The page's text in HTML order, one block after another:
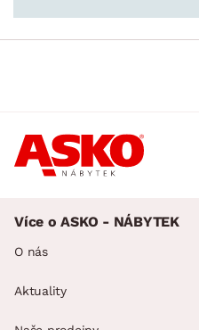
Více o ASKO - NÁBYTEK
O nás
Aktuality